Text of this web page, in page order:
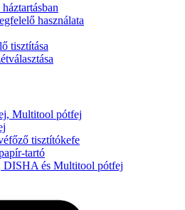
használata
tisztítása
Multitool pótfej
tisztítókefe
tartó
DISHA és Multitool pótfej